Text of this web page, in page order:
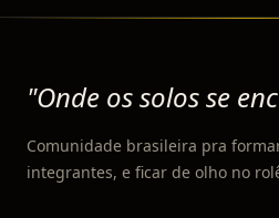
"Onde os solos se
Comunidade brasileira pra
integrantes, e ficar de olho no